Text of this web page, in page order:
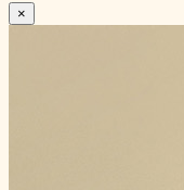
×